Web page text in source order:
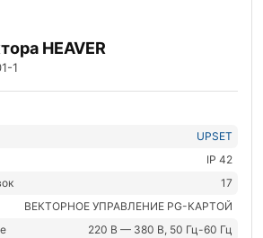
HEAVER
1
UPSET
IP 42
17
ВЕКТОРНОЕ УПРАВЛЕНИЕ PG-КАРТОЙ
220 В — 380 В, 50 Гц-60 Гц